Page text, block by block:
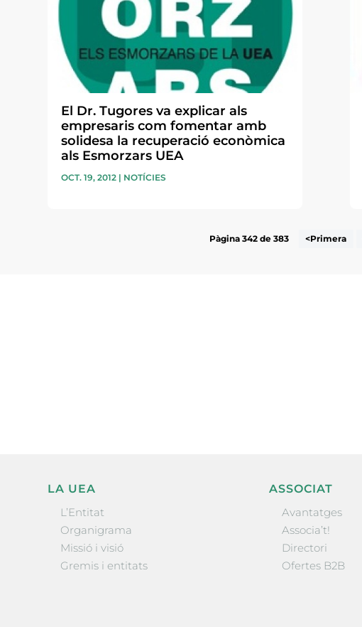
El Dr. Tugores va explicar als
empresaris com fomentar amb
solidesa la recuperació econòmica
als Esmorzars UEA
OCT. 19, 2012 | NOTÍCIES
Pàgina 342 de 383 <Primera
LA UEA
L’Entitat
Organigrama
Missió i visió
Gremis i entitats
ASSOCIAT
Avantatges
Associa’t!
Directori
Ofertes B2B